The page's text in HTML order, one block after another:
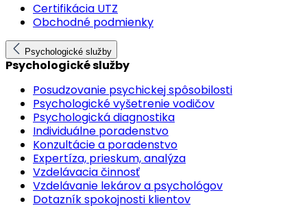
Certifikácia UTZ
Obchodné podmienky
Psychologické služby
Psychologické služby
Posudzovanie psychickej spôsobilosti
Psychologické vyšetrenie vodičov
Psychologická diagnostika
Individuálne poradenstvo
Konzultácie a poradenstvo
Expertíza, prieskum, analýza
Vzdelávacia činnosť
Vzdelávanie lekárov a psychológov
Dotazník spokojnosti klientov